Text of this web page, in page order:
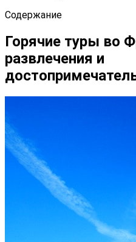
Содержание
Горячие туры во
развлечения и